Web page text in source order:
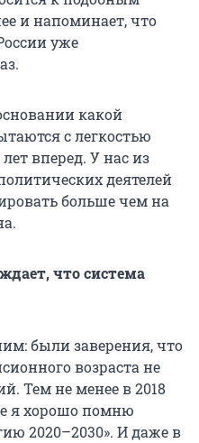
и напоминает, что
уже
какой
с легкостью
вперед. У нас из
деятелей
больше чем на
что система
были заверения, что
возраста не
Тем не менее в 2018
я хорошо помню
2020–2030». И даже в